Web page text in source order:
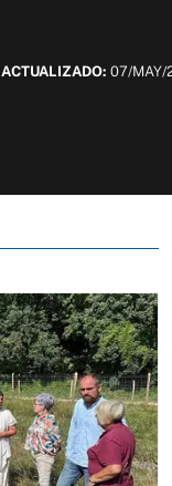
ACTUALIZADO:07/MAY/